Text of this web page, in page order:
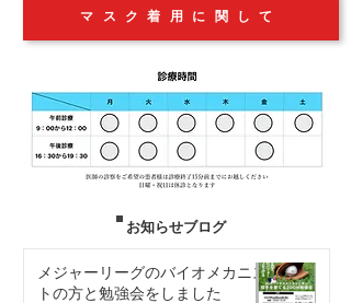
マスク着用に関して
​お知らせブログ
メジャーリーグのバイオメカニス
トの方と勉強会をしました